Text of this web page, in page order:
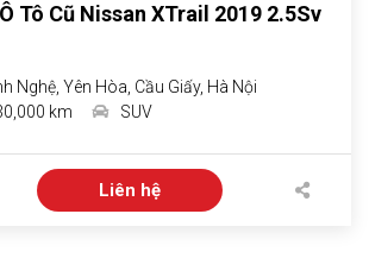
Tô Cũ Nissan XTrail 2019 2.5Sv
Nghệ, Yên Hòa, Cầu Giấy, Hà Nội
km SUV
Liên hệ